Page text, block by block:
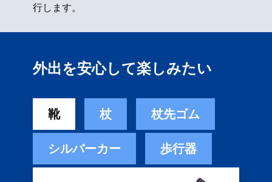
行します。
外出を安心して楽しみたい
靴 杖 杖先ゴム
シルバーカー 歩行器